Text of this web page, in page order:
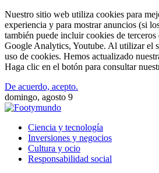
Nuestro sitio web utiliza cookies para
experiencia y para mostrar anuncios (si
también puede incluir cookies de
Google Analytics, Youtube. Al utilizar el
uso de cookies. Hemos actualizado
Haga clic en el botón para consultar
De acuerdo, acepto.
domingo, agosto 9
Ciencia y tecnología
Inversiones y negocios
Cultura y ocio
Responsabilidad social